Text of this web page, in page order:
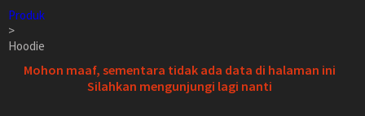
Produk
>
Hoodie
Mohon maaf, sementara tidak ada data di halaman ini
Silahkan mengunjungi lagi nanti